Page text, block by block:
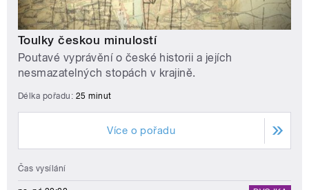
Toulky českou minulostí
Poutavé vyprávění o české historii a jejích
nesmazatelných stopách v krajině.
Délka pořadu: 25 minut
Více o pořadu
Čas vysílání